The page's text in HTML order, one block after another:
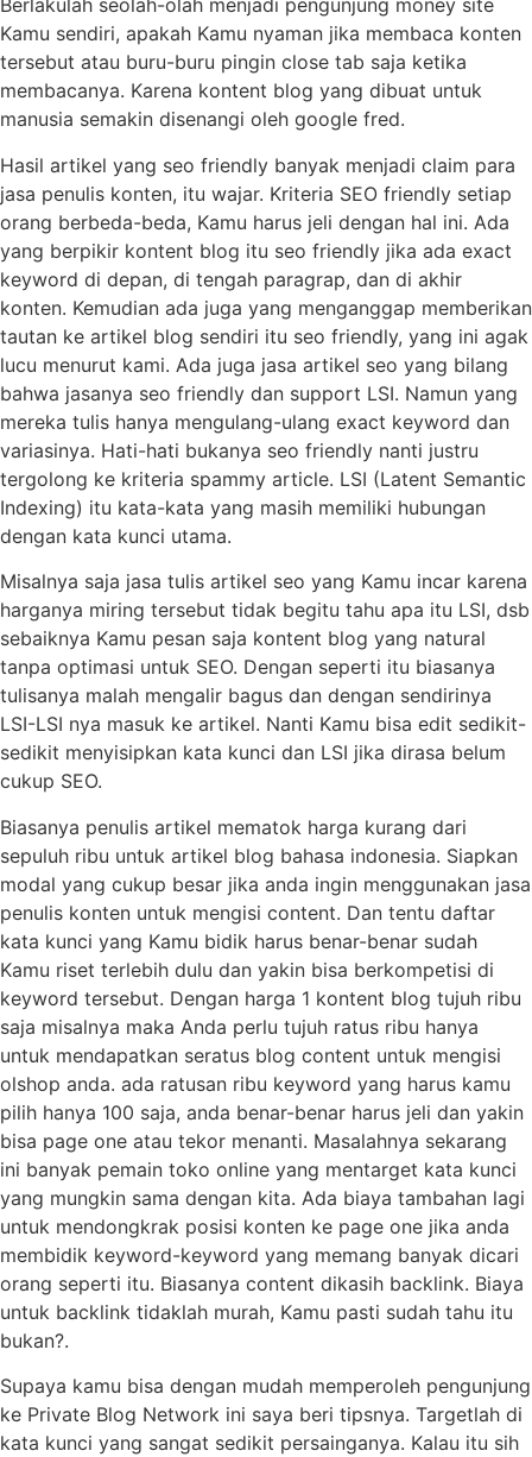
Berlakulah seolah-olah menjadi pengunjung money site
Kamu sendiri, apakah Kamu nyaman jika membaca konten
tersebut atau buru-buru pingin close tab saja ketika
membacanya. Karena kontent blog yang dibuat untuk
manusia semakin disenangi oleh google fred.
Hasil artikel yang seo friendly banyak menjadi claim para
jasa penulis konten, itu wajar. Kriteria SEO friendly setiap
orang berbeda-beda, Kamu harus jeli dengan hal ini. Ada
yang berpikir kontent blog itu seo friendly jika ada exact
keyword di depan, di tengah paragrap, dan di akhir
konten. Kemudian ada juga yang menganggap memberikan
tautan ke artikel blog sendiri itu seo friendly, yang ini agak
lucu menurut kami. Ada juga jasa artikel seo yang bilang
bahwa jasanya seo friendly dan support LSI. Namun yang
mereka tulis hanya mengulang-ulang exact keyword dan
variasinya. Hati-hati bukanya seo friendly nanti justru
tergolong ke kriteria spammy article. LSI (Latent Semantic
Indexing) itu kata-kata yang masih memiliki hubungan
dengan kata kunci utama.
Misalnya saja jasa tulis artikel seo yang Kamu incar karena
harganya miring tersebut tidak begitu tahu apa itu LSI, dsb
sebaiknya Kamu pesan saja kontent blog yang natural
tanpa optimasi untuk SEO. Dengan seperti itu biasanya
tulisanya malah mengalir bagus dan dengan sendirinya
LSI-LSI nya masuk ke artikel. Nanti Kamu bisa edit sedikit-
sedikit menyisipkan kata kunci dan LSI jika dirasa belum
cukup SEO.
Biasanya penulis artikel mematok harga kurang dari
sepuluh ribu untuk artikel blog bahasa indonesia. Siapkan
modal yang cukup besar jika anda ingin menggunakan jasa
penulis konten untuk mengisi content. Dan tentu daftar
kata kunci yang Kamu bidik harus benar-benar sudah
Kamu riset terlebih dulu dan yakin bisa berkompetisi di
keyword tersebut. Dengan harga 1 kontent blog tujuh ribu
saja misalnya maka Anda perlu tujuh ratus ribu hanya
untuk mendapatkan seratus blog content untuk mengisi
olshop anda. ada ratusan ribu keyword yang harus kamu
pilih hanya 100 saja, anda benar-benar harus jeli dan yakin
bisa page one atau tekor menanti. Masalahnya sekarang
ini banyak pemain toko online yang mentarget kata kunci
yang mungkin sama dengan kita. Ada biaya tambahan lagi
untuk mendongkrak posisi konten ke page one jika anda
membidik keyword-keyword yang memang banyak dicari
orang seperti itu. Biasanya content dikasih backlink. Biaya
untuk backlink tidaklah murah, Kamu pasti sudah tahu itu
bukan?.
Supaya kamu bisa dengan mudah memperoleh pengunjung
ke Private Blog Network ini saya beri tipsnya. Targetlah di
kata kunci yang sangat sedikit persainganya. Kalau itu sih